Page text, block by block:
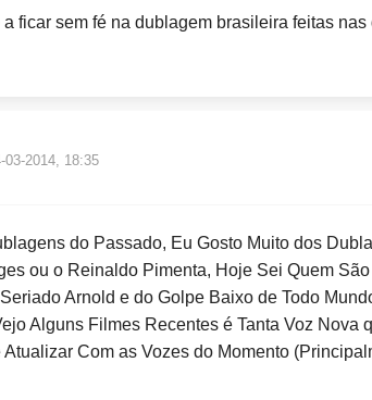
ficar sem fé na dublagem brasileira feitas
03-2014, 18:35
do Passado, Eu Gosto Muito dos
ou o Reinaldo Pimenta, Hoje Sei Quem
Arnold e do Golpe Baixo de Todo
Alguns Filmes Recentes é Tanta Voz
Com as Vozes do Momento